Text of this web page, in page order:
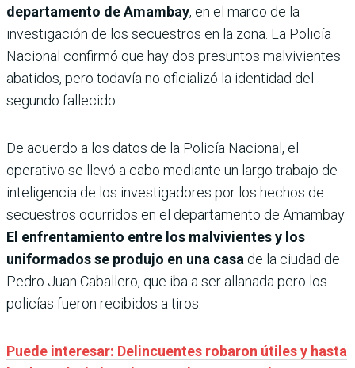
departamento de Amambay, en el marco de la
investigación de los secuestros en la zona. La Policía
Nacional confirmó que hay dos presuntos malvivientes
abatidos, pero todavía no oficializó la identidad del
segundo fallecido.
De acuerdo a los datos de la Policía Nacional, el
operativo se llevó a cabo mediante un largo trabajo de
inteligencia de los investigadores por los hechos de
secuestros ocurridos en el departamento de Amambay.
El enfrentamiento entre los malvivientes y los
uniformados se produjo en una casa de la ciudad de
Pedro Juan Caballero, que iba a ser allanada pero los
policías fueron recibidos a tiros.
Puede interesar: Delincuentes robaron útiles y hasta